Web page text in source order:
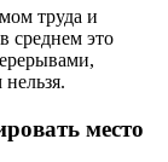
труда и
среднем это
место